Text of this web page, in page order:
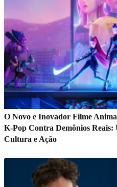
O Novo e Inovador Filme
K-Pop Contra Demônios Reais:
Cultura e Ação